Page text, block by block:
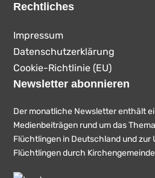
Rechtliches
Impressum
Datenschutzerklärung
Cookie-Richtlinie (EU)
Newsletter abonnieren
Der monatliche Newsletter enthält
Medienbeiträgen rund um das
Flüchtlingen in Deutschland und zur
Flüchtlingen durch